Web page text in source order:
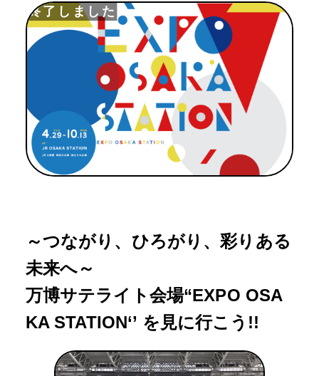
終了しました
～つながり、ひろがり、彩りある
未来へ～
万博サテライト会場“EXPO OSA
KA STATION‘’ を見に行こう!!